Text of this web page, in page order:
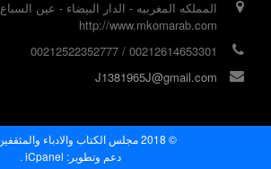
المملكه المغربيه - الدار البيضاء - عين السباع
http://www.mkomarab.com
00212614653301 / 00212522352777
J1381965J@gmail.com
© 2018 مجلس الكتاب والادباء والمثقفين العرب.
دعم وتطوير: iCpanel .